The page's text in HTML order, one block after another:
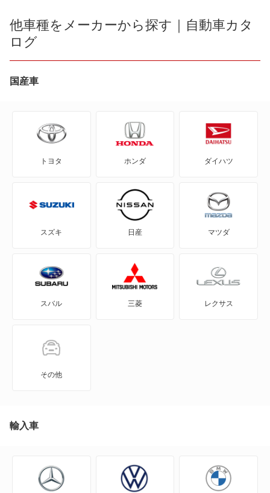
CR-V e:FCEV
CR-V ハイブリッド
CR-X
N BOX スラッシュ
N-VAN e:
他車種をメーカーから探す｜自動車カタ
ログ
国産車
トヨタ ホンダ ダイハツ
スズキ 日産 マツダ
スバル 三菱 レクサス
その他
輸入車